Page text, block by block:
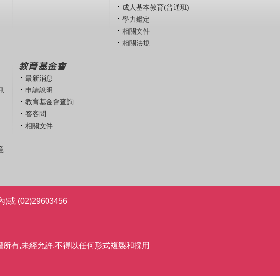
成人基本教育(普通班)
學力鑑定
相關文件
相關法規
教育基金會
最新消息
申請說明
教育基金會查詢
答客問
相關文件
)或 (02)29603456
有,未經允許,不得以任何形式複製和採用